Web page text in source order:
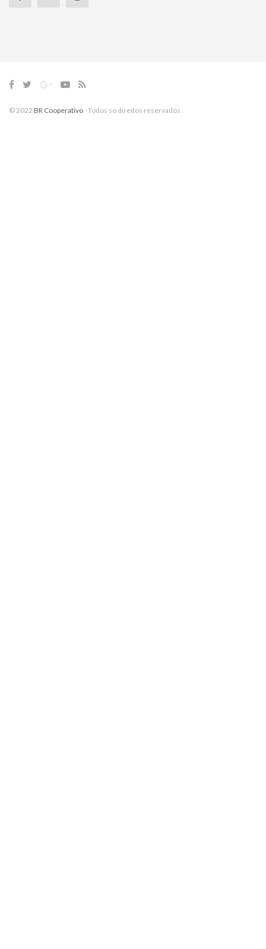
© 2022 BR Cooperativo- Todos so direitos reservados